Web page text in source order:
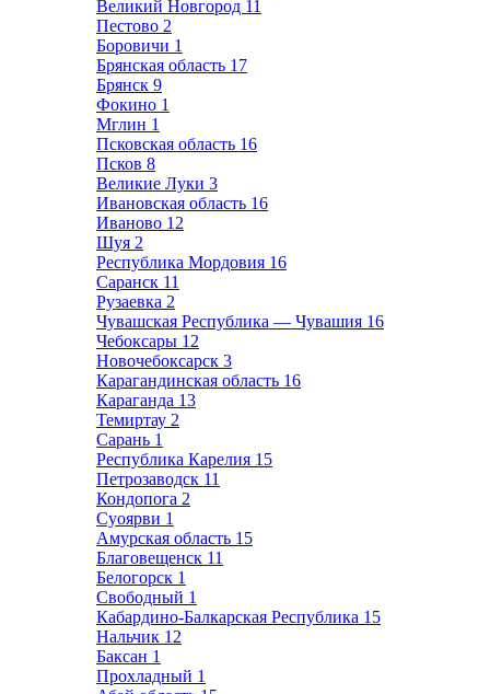
Великий Новгород 11
Пестово 2
Боровичи 1
Брянская область 17
Брянск 9
Фокино 1
Мглин 1
Псковская область 16
Псков 8
Великие Луки 3
Ивановская область 16
Иваново 12
Шуя 2
Республика Мордовия 16
Саранск 11
Рузаевка 2
Чувашская Республика — Чувашия 16
Чебоксары 12
Новочебоксарск 3
Карагандинская область 16
Караганда 13
Темиртау 2
Сарань 1
Республика Карелия 15
Петрозаводск 11
Кондопога 2
Суоярви 1
Амурская область 15
Благовещенск 11
Белогорск 1
Свободный 1
Кабардино-Балкарская Республика 15
Нальчик 12
Баксан 1
Прохладный 1